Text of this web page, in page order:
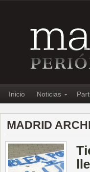
Inicio Noticias
MADRID